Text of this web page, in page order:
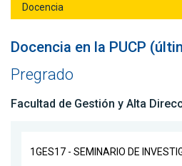
Docencia en la PUCP
Pregrado
Facultad de Gestión y Alta
1GES17 - SEMINARIO DE